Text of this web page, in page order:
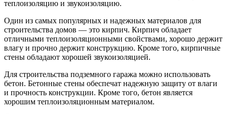
теплоизоляцию и звукоизоляцию.
Один из самых популярных и надежных материалов для
строительства домов — это кирпич. Кирпич обладает
отличными теплоизоляционными свойствами, хорошо держит
влагу и прочно держит конструкцию. Кроме того, кирпичные
стены обладают хорошей звукоизоляцией.
Для строительства подземного гаража можно использовать
бетон. Бетонные стены обеспечат надежную защиту от влаги
и прочность конструкции. Кроме того, бетон является
хорошим теплоизоляционным материалом.